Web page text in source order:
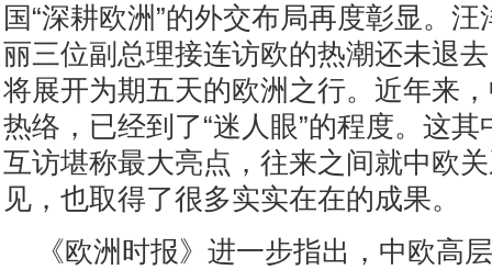
国“深耕欧洲”的外交布局再度彰显。
丽三位副总理接连访欧的热潮还未退
将展开为期五天的欧洲之行。近年来
热络，已经到了“迷人眼”的程度。这
互访堪称最大亮点，往来之间就中欧
见，也取得了很多实实在在的成果。
《欧洲时报》进一步指出，中欧高